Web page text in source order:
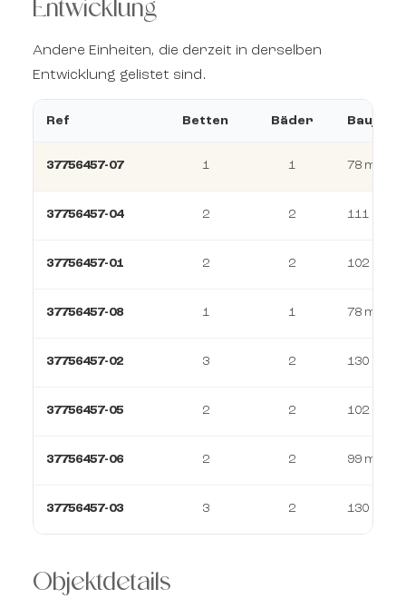
Entwicklung
Andere Einheiten, die derzeit in derselben
Entwicklung gelistet sind.
Ref Betten Bäder Baujahr
37756457-07 1 1 78 m²
37756457-04 2 2 111 m²
37756457-01 2 2 102 m²
37756457-08 1 1 78 m²
37756457-02 3 2 130 m²
37756457-05 2 2 102 m²
37756457-06 2 2 99 m²
37756457-03 3 2 130 m²
Objektdetails